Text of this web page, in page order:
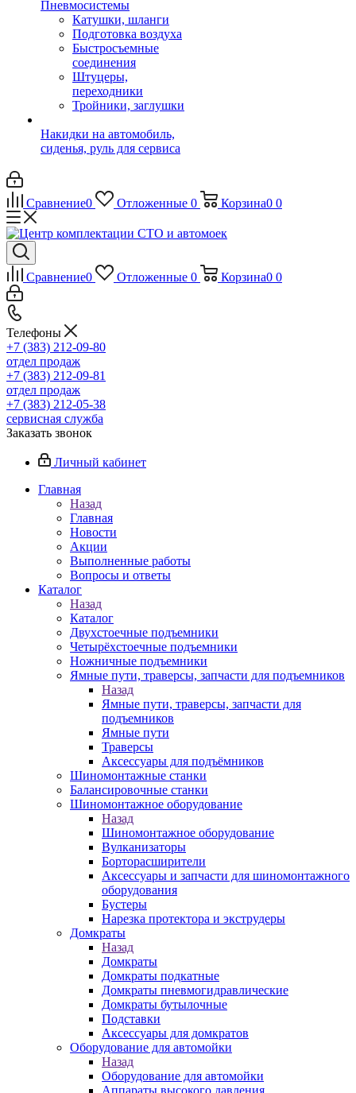
Пневмосистемы
Катушки, шланги
Подготовка воздуха
Быстросъемные
соединения
Штуцеры,
переходники
Тройники, заглушки
Накидки на автомобиль,
сиденья, руль для сервиса
Сравнение0 Отложенные 0 Корзина0 0
Сравнение0 Отложенные 0 Корзина0 0
Телефоны
+7 (383) 212-09-80
отдел продаж
+7 (383) 212-09-81
отдел продаж
+7 (383) 212-05-38
сервисная служба
Заказать звонок
Личный кабинет
Главная
Назад
Главная
Новости
Акции
Выполненные работы
Вопросы и ответы
Каталог
Назад
Каталог
Двухстоечные подъемники
Четырёхстоечные подъемники
Ножничные подъемники
Ямные пути, траверсы, запчасти для подъемников
Назад
Ямные пути, траверсы, запчасти для
подъемников
Ямные пути
Траверсы
Аксессуары для подъёмников
Шиномонтажные станки
Балансировочные станки
Шиномонтажное оборудование
Назад
Шиномонтажное оборудование
Вулканизаторы
Борторасширители
Аксессуары и запчасти для шиномонтажного
оборудования
Бустеры
Нарезка протектора и экструдеры
Домкраты
Назад
Домкраты
Домкраты подкатные
Домкраты пневмогидравлические
Домкраты бутылочные
Подставки
Аксессуары для домкратов
Оборудование для автомойки
Назад
Оборудование для автомойки
Аппараты высокого давления